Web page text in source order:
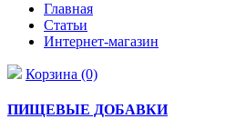
Главная
Статьи
Интернет-магазин
Корзина (0)
ПИЩЕВЫЕ ДОБАВКИ